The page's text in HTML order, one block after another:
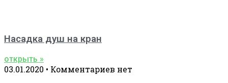
Насадка душ на кран
открыть »
03.01.2020 Комментариев нет